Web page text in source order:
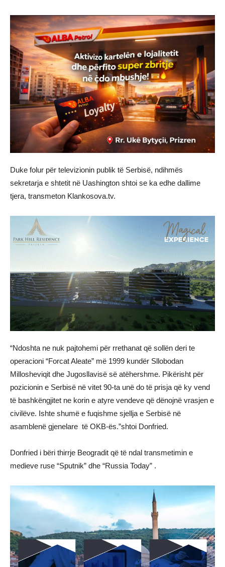
Duke folur për televizionin publik të Serbisë, ndihmës
sekretarja e shtetit në Uashington shtoi se ka edhe dallime
tjera, transmeton Klankosova.tv.
“Ndoshta ne nuk pajtohemi për rrethanat që sollën deri te
operacioni “Forcat Aleate” më 1999 kundër Sllobodan
Millosheviqit dhe Jugosllavisë së atëhershme. Pikërisht për
pozicionin e Serbisë në vitet 90-ta unë do të prisja që ky vend
të bashkëngjitet ne korin e atyre vendeve që dënojnë vrasjen e
civilëve. Ishte shumë e fuqishme sjellja e Serbisë në
asamblenë gjenelare të OKB-ës.”shtoi Donfried.
Donfried i bëri thirrje Beogradit që të ndal transmetimin e
medieve ruse “Sputnik” dhe “Russia Today” .